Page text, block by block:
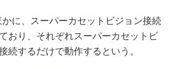
に、スーパーカセットビジョン接続
おり、それぞれスーパーカセットビ
続するだけで動作するという。